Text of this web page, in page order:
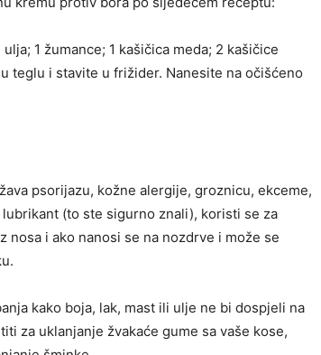
1 žumance; 1 kašičica meda; 2 kašičice
teglu i stavite u frižider. Nanesite na očišćeno
psorijazu, kožne alergije, groznicu, ekceme,
(to ste sigurno znali), koristi se za
i ako nanosi se na nozdrve i može se
kako boja, lak, mast ili ulje ne bi dospjeli na
za uklanjanje žvakaće gume sa vaše kose,